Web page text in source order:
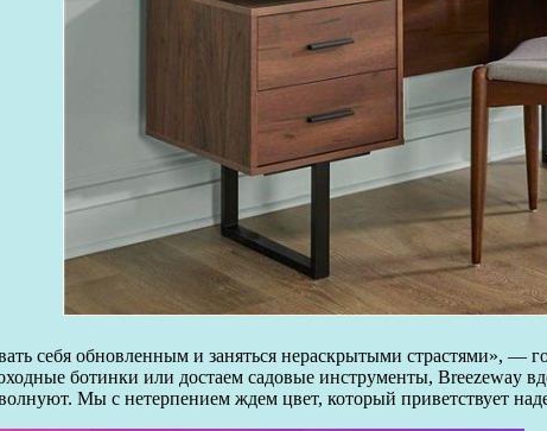
себя обновленным и заняться нераскрытыми страстями»,
ботинки или достаем садовые инструменты, Breezeway
Мы с нетерпением ждем цвет, который приветствует